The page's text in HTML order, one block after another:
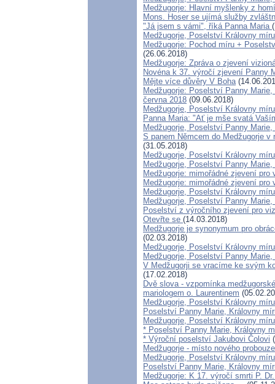
Medžugorje: Hlavní myšlenky z
Mons. Hoser se ujímá služby
"Já jsem s vámi", říká Panna Maria
Medžugorje, Poselství Královny
Medžugorje: Pochod míru +
(26.06.2018)
Medžugorje: Zpráva o zjevení
Novéna k 37. výročí zjevení Panny
Mějte více důvěry V Boha
Medžugorje: Poselství Panny
června 2018 (09.06.2018)
Medžugorje, Poselství Královny
Panna Maria: "Ať je mše svatá
Medžugorje, Poselství Panny
S panem Němcem do Medžugorje
(31.05.2018)
Medžugorje, Poselství Královny
Medžugorje, Poselství Panny
Medžugorje: mimořádné zjevení pro
Medžugorje: mimořádné zjevení pro
Medžugorje, Poselství Královny
Medžugorje, Poselství Panny
Poselství z výročního zjevení pro
Otevřte se (14.03.2018)
Medžugorje je synonymum pro
(02.03.2018)
Medžugorje, Poselství Královny
Medžugorje, Poselství Panny
V Medžugorji se vracíme ke svým
(17.02.2018)
Dvě slova - vzpomínka
mariologem o. Laurentinem
Medžugorje, Poselství Královny
Poselství Panny Marie, Královny
Medžugorje, Poselství Královny
* Poselství Panny Marie, Královny
* Výroční poselství Jakubovi Čolovi
Medžugorje - místo nového
Medžugorje, Poselství Královny
Poselství Panny Marie, Královny
Medžugorje: K 17. výročí smrti P.